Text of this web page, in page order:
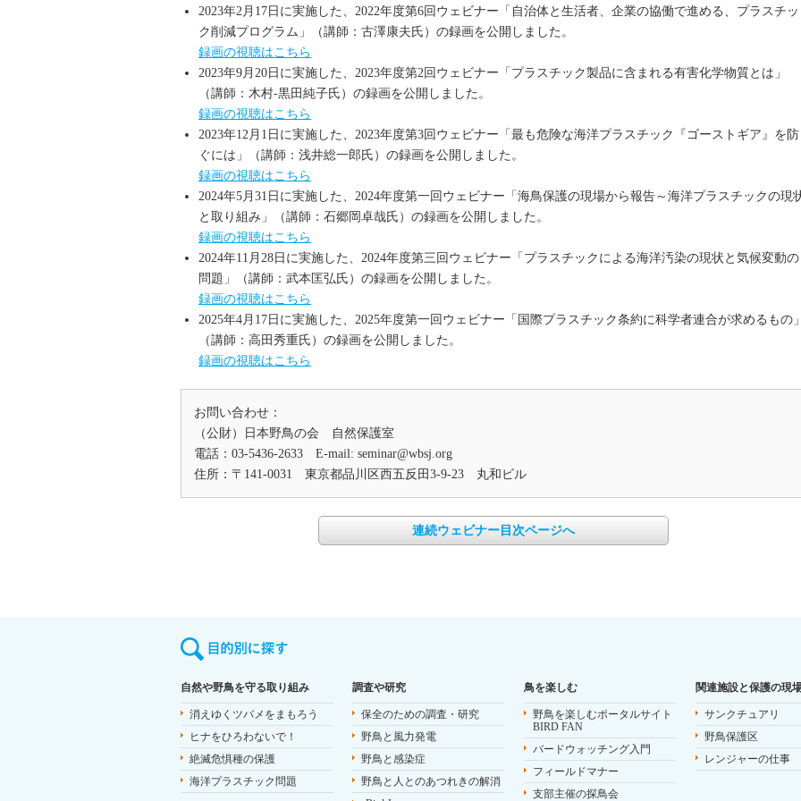
2023年2月17日に実施した、2022年度第6回ウェビナー「自治体と生活者、企業の協働で進める、プラスチッ
ク削減プログラム」（講師：古澤康夫氏）の録画を公開しました。
録画の視聴はこちら
2023年9月20日に実施した、2023年度第2回ウェビナー「プラスチック製品に含まれる有害化学物質とは」
（講師：木村‐黒田純子氏）の録画を公開しました。
録画の視聴はこちら
2023年12月1日に実施した、2023年度第3回ウェビナー「最も危険な海洋プラスチック『ゴーストギア』を防
ぐには」（講師：浅井総一郎氏）の録画を公開しました。
録画の視聴はこちら
2024年5月31日に実施した、2024年度第一回ウェビナー「海鳥保護の現場から報告～海洋プラスチックの現
と取り組み」（講師：石郷岡卓哉氏）の録画を公開しました。
録画の視聴はこちら
2024年11月28日に実施した、2024年度第三回ウェビナー「プラスチックによる海洋汚染の現状と気候変動の
問題」（講師：武本匡弘氏）の録画を公開しました。
録画の視聴はこちら
2025年4月17日に実施した、2025年度第一回ウェビナー「国際プラスチック条約に科学者連合が求めるもの
（講師：高田秀重氏）の録画を公開しました。
録画の視聴はこちら
お問い合わせ：
（公財）日本野鳥の会 自然保護室
電話：03-5436-2633 E-mail: seminar@wbsj.org
住所：〒141‐0031 東京都品川区西五反田3‐9‐23 丸和ビル
連続ウェビナー目次ページへ
自然や野鳥を守る取り組み
消えゆくツバメをまもろう
ヒナをひろわないで！
絶滅危惧種の保護
海洋プラスチック問題
調査や研究
保全のための調査・研究
野鳥と風力発電
野鳥と感染症
野鳥と人とのあつれきの解消
鳥を楽しむ
野鳥を楽しむポータルサイト
BIRD FAN
バードウォッチング入門
フィールドマナー
支部主催の探鳥会
関連施設と保護の現
サンクチュアリ
野鳥保護区
レンジャーの仕事